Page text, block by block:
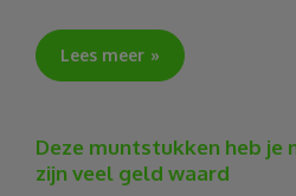
Lees meer
Deze muntstukken heb je
zijn veel geld waard